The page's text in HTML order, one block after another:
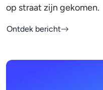
op straat zijn gekomen.
Ontdek bericht